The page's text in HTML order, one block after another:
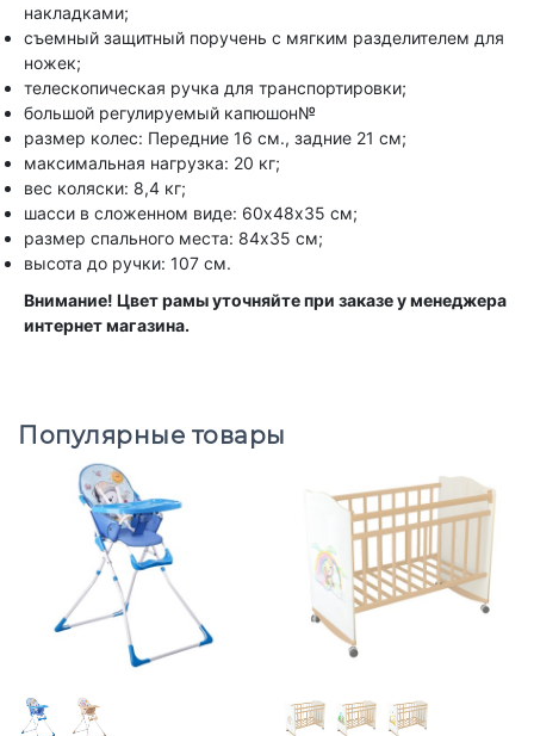
накладками;
съемный защитный поручень с мягким разделителем для
ножек;
телескопическая ручка для транспортировки;
большой регулируемый капюшон№
размер колес: Передние 16 см., задние 21 см;
максимальная нагрузка: 20 кг;
вес коляски: 8,4 кг;
шасси в сложенном виде: 60х48х35 см;
размер спального места: 84х35 см;
высота до ручки: 107 см.
Внимание! Цвет рамы уточняйте при заказе у менеджера
интернет магазина.
Популярные товары